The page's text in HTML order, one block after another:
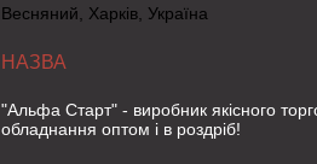
Весняний, Харків, Україна
"Альфа Старт" - виробник якісного
обладнання оптом і в роздріб!